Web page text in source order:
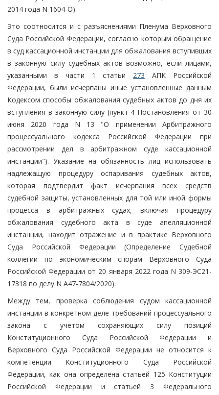
2014 года N 1604-О).
Это соотносится и с разъяснениями Пленума Верховного
Суда Российской Федерации, согласно которым обращение
в суд кассационной инстанции для обжалования вступивших
в законную силу судебных актов возможно, если лицами,
указанными в части 1 статьи 273 АПК Российской
Федерации, были исчерпаны иные установленные данным
Кодексом способы обжалования судебных актов до дня их
вступления в законную силу (пункт 4 Постановления от 30
июня 2020 года N 13 "О применении Арбитражного
процессуального кодекса Российской Федерации при
рассмотрении дел в арбитражном суде кассационной
инстанции"). Указание на обязанность лиц использовать
надлежащую процедуру оспаривания судебных актов,
которая подтвердит факт исчерпания всех средств
судебной защиты, установленных для той или иной формы
процесса в арбитражных судах, включая процедуру
обжалования судебного акта в суде апелляционной
инстанции, находит отражение и в практике Верховного
Суда Российской Федерации (Определение Судебной
коллегии по экономическим спорам Верховного Суда
Российской Федерации от 20 января 2022 года N 309-ЭС21-
17318 по делу N А47-7804/2020).
Между тем, проверка соблюдения судом кассационной
инстанции в конкретном деле требований процессуального
закона с учетом сохраняющих силу позиций
Конституционного Суда Российской Федерации и
Верховного Суда Российской Федерации не относится к
компетенции Конституционного Суда Российской
Федерации, как она определена статьей 125 Конституции
Российской Федерации и статьей 3 Федерального